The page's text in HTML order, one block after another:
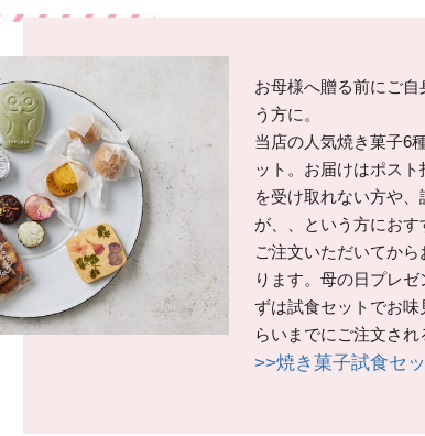
お母様へ贈る前にご
う方に。
当店の人気焼き菓子6
ット。お届けはポス
を受け取れない方や
が、、という方にお
ご注文いただいてか
ります。母の日プレ
ずは試食セットでお味
らいまでにご注文され
>>焼き菓子試食セ